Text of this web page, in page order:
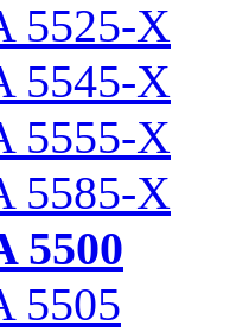
5525-X
5545-X
5555-X
5585-X
5500
5505